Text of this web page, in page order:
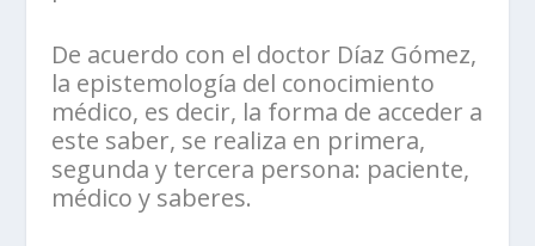
De acuerdo con el doctor Díaz Gómez,
la epistemología del conocimiento
médico, es decir, la forma de acceder a
este saber, se realiza en primera,
segunda y tercera persona: paciente,
médico y saberes.